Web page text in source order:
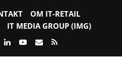
OM IT-RETAIL
IT MEDIA GROUP (IMG)